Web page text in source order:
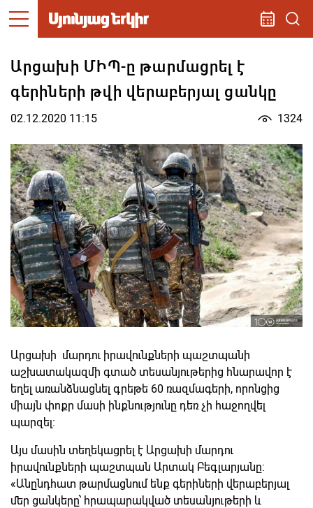
Արցախի ՄԻՊ-ը թարմացրել է
գերիների թվի վերաբերյալ ցանկը
02.12.2020 11:15 1324
Արցախի մարդու իրավունքների պաշտպանի
աշխատակազմի գտած տեսանյութերից հնարավոր է
եղել առանձնացնել գրեթե 60 ռազմագերի, որոնցից
միայն փոքր մասի ինքնությունը դեռ չի հաջողվել
պարզել:
Այս մասին տեղեկացրել է Արցախի մարդու
իրավունքների պաշտպան Արտակ Բեգլարյանը:
«Անընդհատ թարմացնում ենք գերիների վերաբերյալ
մեր ցանկերը՝ հրապարակված տեսանյութերի և